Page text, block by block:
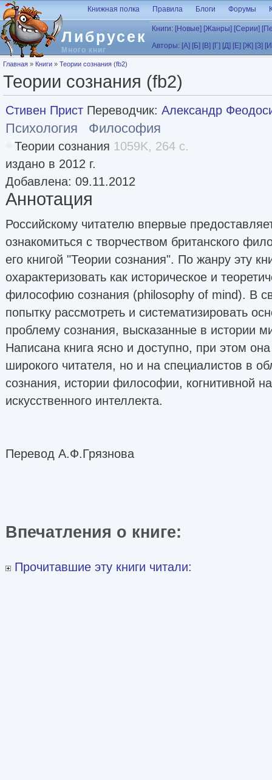
Перейти к основному содержанию
Либрусек
Много книг
Книжная полка Правила Блоги Форумы
Книги: [Новые] [Жанры] [Серии]
Авторы: [А] [Б] [В] [Г] [Д] [Е] [Ж] [З]
Вы здесь
Главная » Книги » Теории сознания (fb2)
Теории сознания (fb2)
Стивен Прист Переводчик: Александр
Психология Философия
Теории сознания 1059K, 264 с.
издано в 2012 г.
Добавлена: 09.11.2012
Аннотация
Российскому читателю впервые
ознакомиться с творчеством британского
его книгой "Теории сознания". По жанру эту
охарактеризовать как историческое и
философию сознания (philosophy of mind). В
попытку рассмотреть и систематизировать
проблему сознания, высказанные в истории
Написана книга ясно и доступно, при этом
широкого читателя, но и на специалистов в
сознания, истории философии, когнитивной
искусственного интеллекта.
Перевод А.Ф.Грязнова
Впечатления о книге:
Прочитавшие эту книги читали: